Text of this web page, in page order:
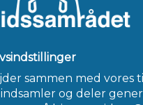
zoals zeker gedeelde
beveiligt
narekenen watje jij online
verdere verwittiging